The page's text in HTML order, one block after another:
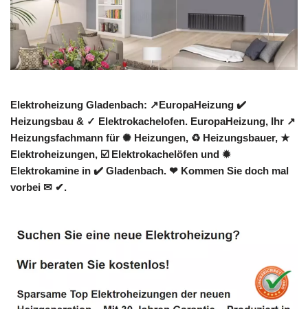
Elektroheizung Gladenbach: ↗️EuropaHeizung ✔️
Heizungsbau & ✓ Elektrokachelofen. EuropaHeizung, Ihr ↗️
Heizungsfachmann für ✺ Heizungen, ♻ Heizungsbauer, ★
Elektroheizungen, ☑️ Elektrokachelöfen und ✹
Elektrokamine in ✔️ Gladenbach. ❤ Kommen Sie doch mal
vorbei ✉ ✔.